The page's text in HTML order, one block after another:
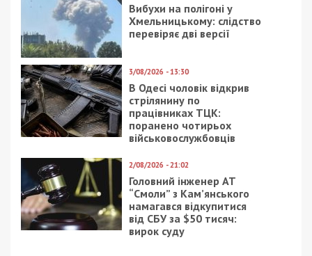
Вибухи на полігоні у
Хмельницькому: слідство
перевіряє дві версії
3/08/2026 - 13:30
В Одесі чоловік відкрив
стрілянину по
працівниках ТЦК:
поранено чотирьох
військовослужбовців
2/08/2026 - 21:02
Головний інженер АТ
“Смоли” з Кам’янського
намагався відкупитися
від СБУ за $50 тисяч:
вирок суду